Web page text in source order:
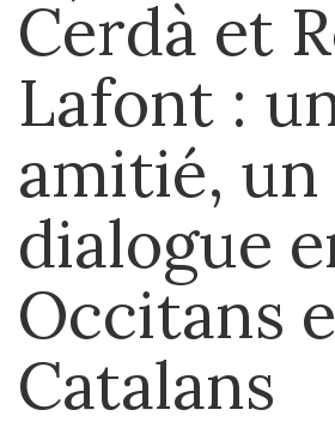
Cerdà et
Lafont :
amitié, un
dialogue
Occitans
Catalans